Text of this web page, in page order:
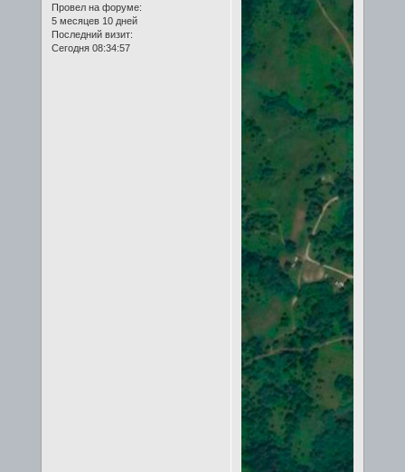
Провел на форуме:
5 месяцев 10 дней
Последний визит:
Сегодня 08:34:57